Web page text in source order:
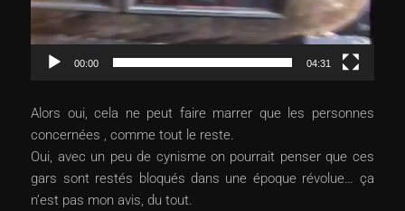
00:00 04:31
Alors oui, cela ne peut faire marrer que les personnes
concernées , comme tout le reste.
Oui, avec un peu de cynisme on pourrait penser que ces
gars sont restés bloqués dans une époque révolue… ça
n’est pas mon avis, du tout.